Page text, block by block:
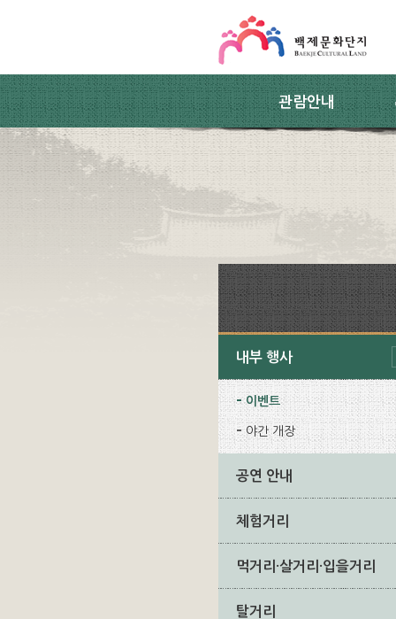
관람안내
내부 행사
이벤트
야간 개장
공연 안내
체험거리
먹거리·살거리·입을거리
탈거리